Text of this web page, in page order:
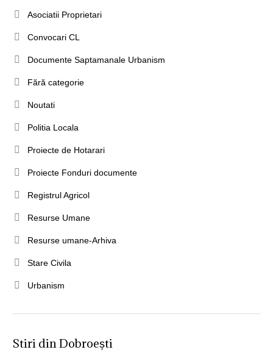
Asociatii Proprietari
Convocari CL
Documente Saptamanale Urbanism
Fără categorie
Noutati
Politia Locala
Proiecte de Hotarari
Proiecte Fonduri documente
Registrul Agricol
Resurse Umane
Resurse umane-Arhiva
Stare Civila
Urbanism
Stiri din Dobroești